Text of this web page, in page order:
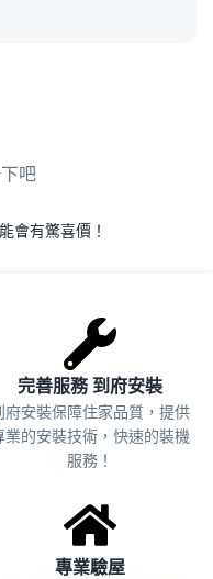
吧
會有驚喜價！
完善服務 到府安裝
府安裝保障住家品質，提供
業的安裝技術，快速的裝機
服務！
專業驗屋